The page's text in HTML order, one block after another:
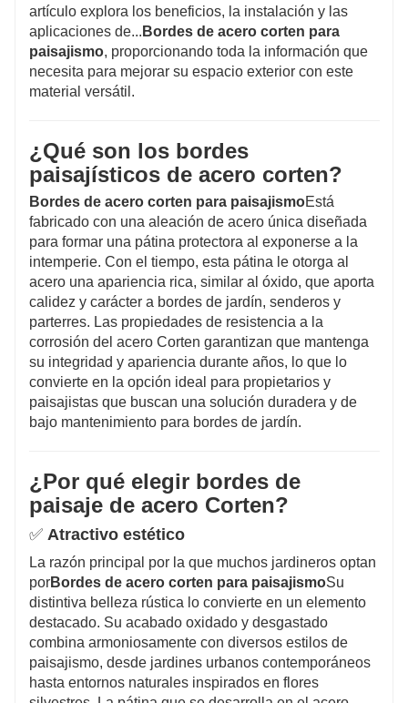
toque artístico al diseño de jardinería moderno.
artículo explora los beneficios, la instalación y las
aplicaciones de... Bordes de acero corten para
paisajismo, proporcionando toda la información que
necesita para mejorar su espacio exterior con este
material versátil.
¿Qué son los bordes
paisajísticos de acero corten?
Bordes de acero corten para paisajismoEstá
fabricado con una aleación de acero única diseñada
para formar una pátina protectora al exponerse a la
intemperie. Con el tiempo, esta pátina le otorga al
acero una apariencia rica, similar al óxido, que aporta
calidez y carácter a bordes de jardín, senderos y
parterres. Las propiedades de resistencia a la
corrosión del acero Corten garantizan que mantenga
su integridad y apariencia durante años, lo que lo
convierte en la opción ideal para propietarios y
paisajistas que buscan una solución duradera y de
bajo mantenimiento para bordes de jardín.
¿Por qué elegir bordes de
paisaje de acero Corten?
✅ Atractivo estético
La razón principal por la que muchos jardineros optan
porBordes de acero corten para paisajismoSu
distintiva belleza rústica lo convierte en un elemento
destacado. Su acabado oxidado y desgastado
combina armoniosamente con diversos estilos de
paisajismo, desde jardines urbanos contemporáneos
hasta entornos naturales inspirados en flores